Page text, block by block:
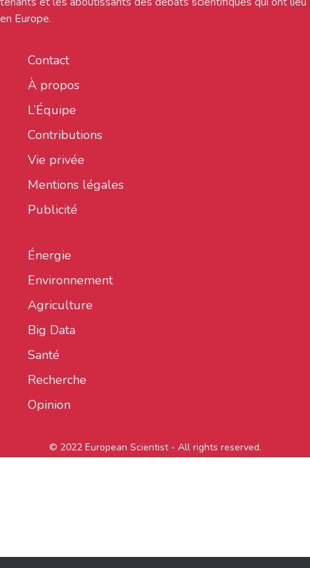
en Europe.
Contact
À propos
L’Équipe
Contributions
Vie privée
Mentions légales
Publicité
Énergie
Environnement
Agriculture
Big Data
Santé
Recherche
Opinion
© 2022 European Scientist - All rights reserved.